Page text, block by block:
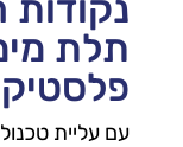
תלת
פלסטיק
עם עליית